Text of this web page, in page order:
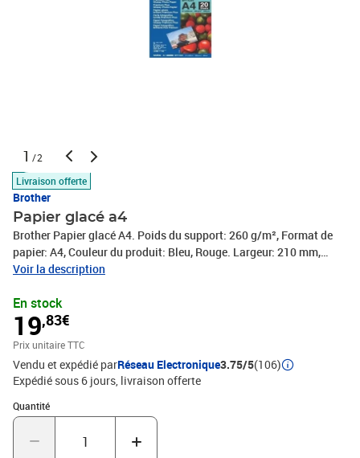
1 /2
Livraison offerte
Brother
Papier glacé a4
Brother Papier glacé A4. Poids du support: 260 g/m², Format de
papier: A4, Couleur du produit: Bleu, Rouge. Largeur: 210 mm,
Hauteur: 297 mm
Voir la description
En stock
19,83€
Prix unitaire TTC
Vendu et expédié parRéseau Electronique3.75/5(106)
Expédié sous 6 jours livraison offerte
Quantité
Quantité : 1